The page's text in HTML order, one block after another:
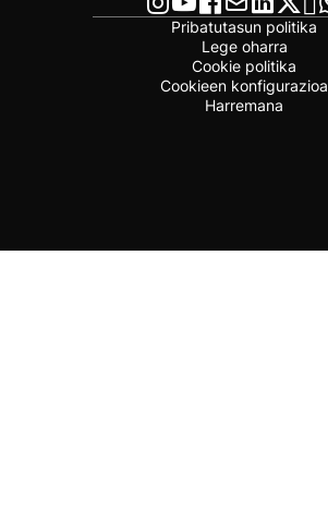
Pribatutasun politika
Lege oharra
Cookie politika
Cookieen konfigurazioa
Harremana